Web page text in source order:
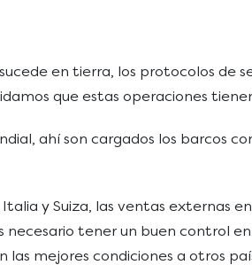
en tierra, los protocolos de
que estas operaciones
ahí son cargados los barcos
y Suiza, las ventas externas
tener un buen control
mejores condiciones a otros